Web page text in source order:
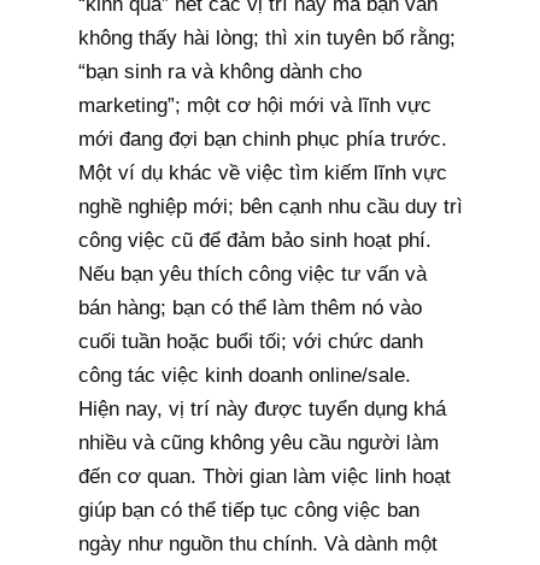
“kinh qua” hết các vị trí này mà bạn vẫn
không thấy hài lòng; thì xin tuyên bố rằng;
“bạn sinh ra và không dành cho
marketing”; một cơ hội mới và lĩnh vực
mới đang đợi bạn chinh phục phía trước.
Một ví dụ khác về việc tìm kiếm lĩnh vực
nghề nghiệp mới; bên cạnh nhu cầu duy trì
công việc cũ để đảm bảo sinh hoạt phí.
Nếu bạn yêu thích công việc tư vấn và
bán hàng; bạn có thể làm thêm nó vào
cuối tuần hoặc buổi tối; với chức danh
công tác việc kinh doanh online/sale.
Hiện nay, vị trí này được tuyển dụng khá
nhiều và cũng không yêu cầu người làm
đến cơ quan. Thời gian làm việc linh hoạt
giúp bạn có thể tiếp tục công việc ban
ngày như nguồn thu chính. Và dành một